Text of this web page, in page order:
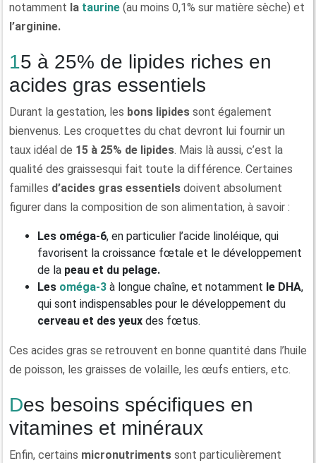
notamment la taurine (au moins 0,1% sur matière sèche) et
l’arginine.
15 à 25% de lipides riches en
acides gras essentiels
Durant la gestation, les bons lipides sont également
bienvenus. Les croquettes du chat devront lui fournir un
taux idéal de 15 à 25% de lipides. Mais là aussi, c’est la
qualité des graissesqui fait toute la différence. Certaines
familles d’acides gras essentiels doivent absolument
figurer dans la composition de son alimentation, à savoir :
Les oméga-6, en particulier l’acide linoléique, qui
favorisent la croissance fœtale et le développement
de la peau et du pelage.
Les oméga-3 à longue chaîne, et notamment le DHA,
qui sont indispensables pour le développement du
cerveau et des yeux des fœtus.
Ces acides gras se retrouvent en bonne quantité dans l’huile
de poisson, les graisses de volaille, les œufs entiers, etc.
Des besoins spécifiques en
vitamines et minéraux
Enfin, certains micronutriments sont particulièrement